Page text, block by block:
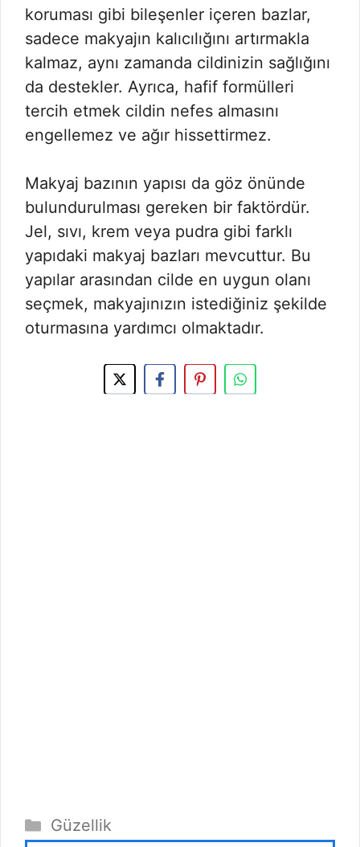
koruması gibi bileşenler içeren bazlar,
sadece makyajın kalıcılığını artırmakla
kalmaz, aynı zamanda cildinizin sağlığını
da destekler. Ayrıca, hafif formülleri
tercih etmek cildin nefes almasını
engellemez ve ağır hissettirmez.
Makyaj bazının yapısı da göz önünde
bulundurulması gereken bir faktördür.
Jel, sıvı, krem ​​veya pudra gibi farklı
yapıdaki makyaj bazları mevcuttur. Bu
yapılar arasından cilde en uygun olanı
seçmek, makyajınızın istediğiniz şekilde
oturmasına yardımcı olmaktadır.
Kategoriler
Güzellik